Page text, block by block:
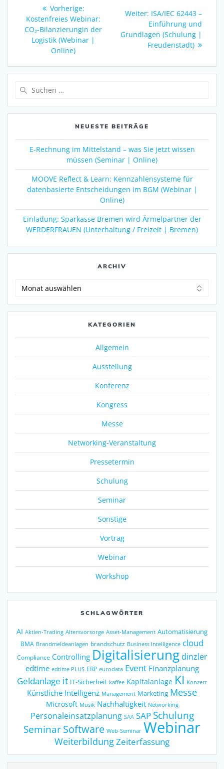
Vorherige:Vorheriger
Beitrag:
Kostenfreies Webinar:
CO₂-Bilanzierung​in der
Logistik (Webinar |
Online)
Weiter: Nächster
Beitrag:
ISA/IEC 62443 –
Einführung und
Grundlagen (Schulung |
Freudenstadt)
NEUESTE BEITRÄGE
E-Rechnung im Mittelstand – was Sie jetzt wissen
müssen (Seminar | Online)
MOOVE Reflect & Learn: Kennzahlensysteme für
datenbasierte Entscheidungen im BGM (Webinar |
Online)
Einladung: Sparkasse Bremen wird Ärmelpartner der
WERDERFRAUEN (Unterhaltung / Freizeit | Bremen)
ARCHIV
KATEGORIEN
Allgemein
Ausstellung
Konferenz
Kongress
Messe
Networking-Veranstaltung
Pressetermin
Schulung
Seminar
Sonstige
Vortrag
Webinar
Workshop
SCHLAGWÖRTER
AI Aktien-Trading Altersvorsorge Asset-Management Automatisierung
BMA Brandmeldeanlagen brandschutz Business Intelligence cloud
Compliance Controlling Digitalisierung dinzler
edtime edtime PLUS ERP eurodata Event Finanzplanung
Geldanlage it IT-Sicherheit kaffee Kapitalanlage KI Konzert
Künstliche Intelligenz Management Marketing Messe
Microsoft Musik Nachhaltigkeit Networking
Personaleinsatzplanung SAA SAP Schulung
SeminarSoftware Web-Seminar Webinar
WeiterbildungZeiterfassung